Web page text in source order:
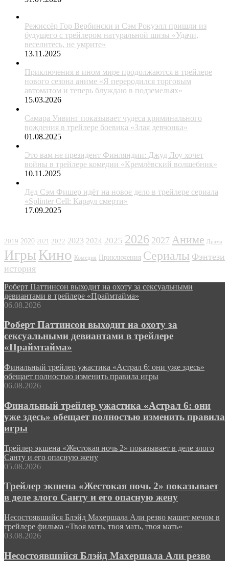
Режиссёр Гор Вербински и Сэм Рокуэлл пришли из
будущего с трейлером натуральной шизы «Удачи,
веселитесь, не умрите»
13.11.2025
Приключения в ином мире продолжаются в трейлере
нового сезона аниме «Я переродился торговым
автоматом и теперь блуждаю в подземельях»
15.03.2026
Самара Уивинг показывает чудеса криминального
вождения в трейлере боевика «Злая девчонка»
01.08.2025
Это вам не президент Финляндии: Джуд Лоу хочет
войны в трейлере комедии «Кремлёвский волшебник»
10.11.2025
Дед Сэм Фишер идёт на новое дело в трейлере сериала
«Splinter Cell: Караул смерти»
17.09.2025
2019 2020 2021 2022 2023 2024 2025 2026 2027 Аниме Драма
Игры Кино Комедия Приключения Сериалы Фэнтези
история
Роберт Паттинсон выходит на охоту за сексуальными
девиантами в трейлере «Праймтайма»
06.08.2026
Роберт Паттинсон выходит на охоту за
сексуальными девиантами в трейлере
«Праймтайма»
Финальный трейлер ужастика «Астрал 6: они уже здесь»
обещает полностью изменить правила игры
06.08.2026
Финальный трейлер ужастика «Астрал 6: они
уже здесь» обещает полностью изменить правила
игры
Трейлер экшена «Жестокая ночь 2» показывает в деле злого
Санту и его опасную жену
05.08.2026
Трейлер экшена «Жестокая ночь 2» показывает
в деле злого Санту и его опасную жену
Несостоявшийся Блэйд Махершала Али резво машет мечом в
трейлере фильма «Твоя мать, твоя мать, твоя мать»
03.08.2026
Несостоявшийся Блэйд Махершала Али резво